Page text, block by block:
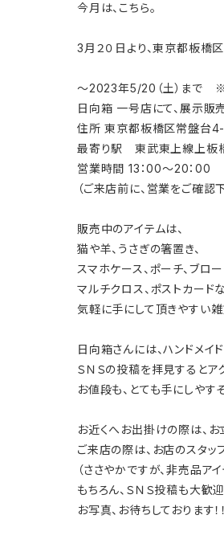
今月は、こちら。
3月２０日より、東京都板橋
～2023年5/20 （土）まで
日向箱 一号店にて、展示販
住所 東京都板橋区常盤台
最寄り駅 東武東上線上板
営業時間 13 ：00～20：00
（ご来店前に、営業をご確認下
販売中のアイテムは、
猫や羊、うさぎの箸置き、
スマホケース、ポーチ、ブロー
マルチクロス、ポストカードな
気軽に手にして頂きやすい雑
日向箱さんには、ハンドメイ
ＳＮＳの投稿を拝見するとア
お値段も、とても手にしやす
お近くへお出掛けの際は、お
ご来店の際は、お店のスタッ
（ささやかですが、非売品ア
もちろん、ＳＮＳ投稿も大歓迎
お写真、お待ちしております！！